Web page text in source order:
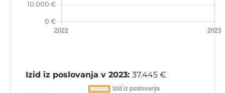
Izid iz poslovanja v 2023: 37.445 €